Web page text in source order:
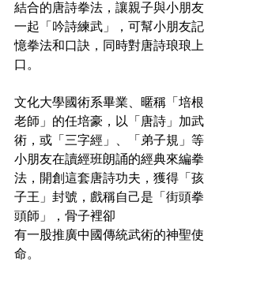
結合的唐詩拳法，讓親子與小朋友
一起「吟詩練武」，可幫小朋友記
憶拳法和口訣，同時對唐詩琅琅上
口。
文化大學國術系畢業、暱稱「培根
老師」的任培豪，以「唐詩」加武
術，或「三字經」、「弟子規」等
小朋友在讀經班朗誦的經典來編拳
法，開創這套唐詩功夫，獲得「孩
子王」封號，戲稱自己是「街頭拳
頭師」，骨子裡卻
有一股推廣中國傳統武術的神聖使
命。